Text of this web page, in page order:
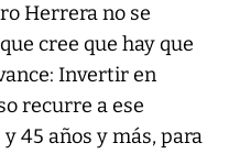
Herrera no se
cree que hay que
Invertir en
recurre a ese
45 años y más, para